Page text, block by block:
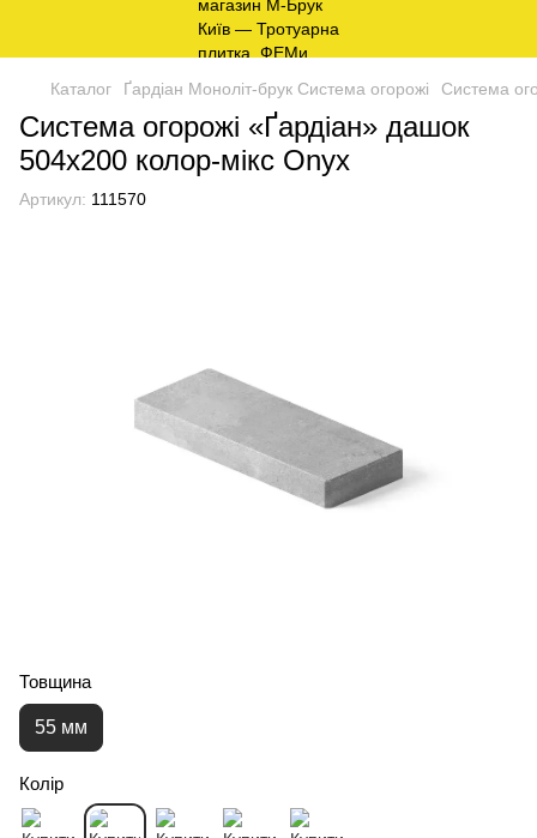
Каталог Ґардіан Моноліт-брук Система огорожі Система
Система огорожі «Ґардіан» дашок
504х200 колор-мікс Onyx
Артикул: 111570
Товщина
55 мм
Колір